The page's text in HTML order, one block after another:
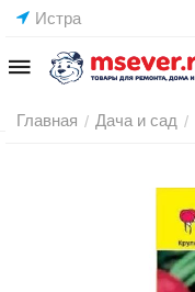
Истра
Главная / Дача и сад /